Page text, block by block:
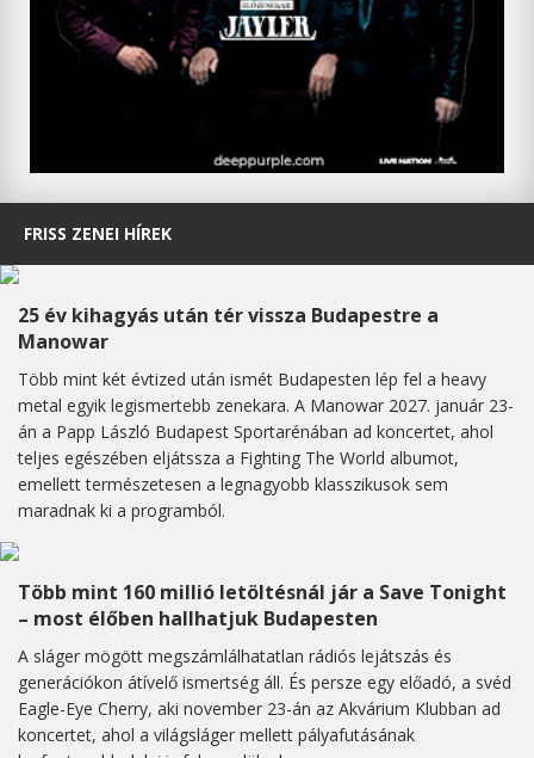
FRISS ZENEI HÍREK
25 év kihagyás után tér vissza Budapestre a
Manowar
Több mint két évtized után ismét Budapesten lép fel a heavy
metal egyik legismertebb zenekara. A Manowar 2027. január 23-
án a Papp László Budapest Sportarénában ad koncertet, ahol
teljes egészében eljátssza a Fighting The World albumot,
emellett természetesen a legnagyobb klasszikusok sem
maradnak ki a programból.
Több mint 160 millió letöltésnál jár a Save Tonight
– most élőben hallhatjuk Budapesten
A sláger mögött megszámlálhatatlan rádiós lejátszás és
generációkon átívelő ismertség áll. És persze egy előadó, a svéd
Eagle-Eye Cherry, aki november 23-án az Akvárium Klubban ad
koncertet, ahol a világsláger mellett pályafutásának